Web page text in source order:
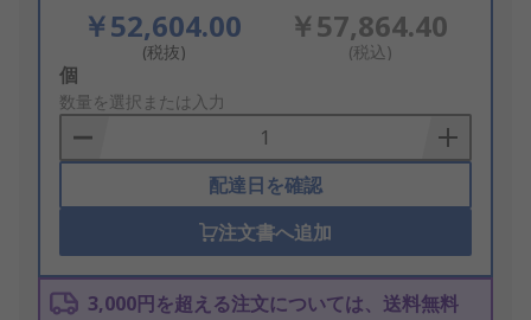
￥52,604.00
(税抜)
￥57,864.40
(税込)
Add
to
Basket
個
数量を選択または入力
配達日を確認
注文書へ追加
3,000円を超える注文については、送料無料